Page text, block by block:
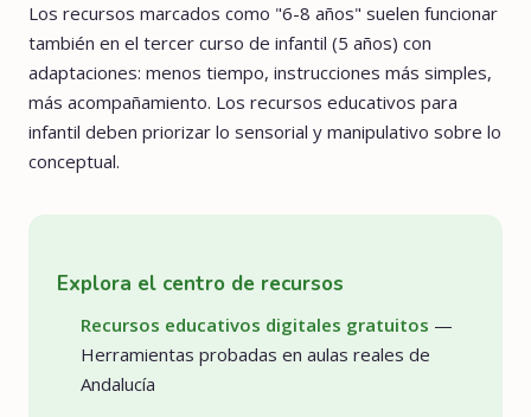
Los recursos marcados como "6-8 años" suelen funcionar
también en el tercer curso de infantil (5 años) con
adaptaciones: menos tiempo, instrucciones más simples,
más acompañamiento. Los recursos educativos para
infantil deben priorizar lo sensorial y manipulativo sobre lo
conceptual.
Explora el centro de recursos
Recursos educativos digitales gratuitos —
Herramientas probadas en aulas reales de
Andalucía